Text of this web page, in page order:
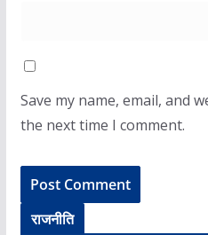
Save my name, email, and
the next time I comment.
राजनीति